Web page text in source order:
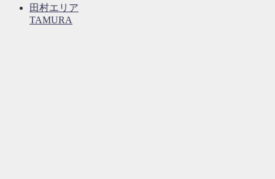
田村エリア
TAMURA